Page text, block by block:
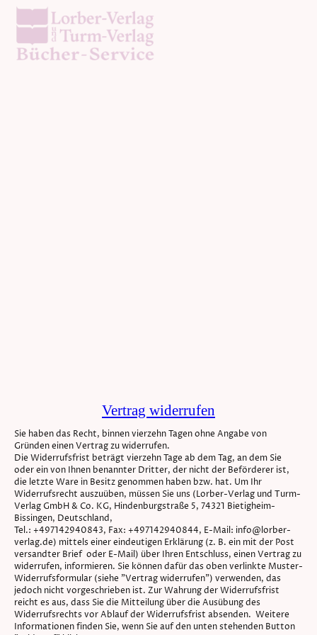
Vertrag widerrufen
Sie haben das Recht, binnen vierzehn Tagen ohne Angabe von
Gründen einen Vertrag zu widerrufen.
Die Widerrufsfrist beträgt vierzehn Tage ab dem Tag, an dem Sie
oder ein von Ihnen benannter Dritter, der nicht der Beförderer ist,
die letzte Ware in Besitz genommen haben bzw. hat. Um Ihr
Widerrufsrecht auszuüben, müssen Sie uns (Lorber-Verlag und Turm-
Verlag GmbH & Co. KG, Hindenburgstraße 5, 74321 Bietigheim-
Bissingen, Deutschland,
Tel.: +497142940843, Fax: +497142940844, E-Mail: info@lorber-
verlag.de) mittels einer eindeutigen Erklärung (z. B. ein mit der Post
versandter Brief oder E-Mail) über Ihren Entschluss, einen Vertrag zu
widerrufen, informieren. Sie können dafür das oben verlinkte Muster-
Widerrufsformular (siehe "Vertrag widerrufen") verwenden, das
jedoch nicht vorgeschrieben ist. Zur Wahrung der Widerrufsfrist
reicht es aus, dass Sie die Mitteilung über die Ausübung des
Widerrufsrechts vor Ablauf der Widerrufsfrist absenden. Weitere
Informationen finden Sie, wenn Sie auf den unten stehenden Button